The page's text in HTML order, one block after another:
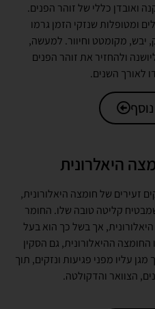
ואובדן כללי של זוהר הפנים.
ומטופלות שנזקי הזמן גרמו
יבש, מקומטט וחיוור. למעשה,
ולהחזיר את זוהר הפנים
לאורך השנים.
היאלרונית
זעירים של חומצה היאלורונית,
קליטה טובה שלו. החומר
אך בשל כך הוא בעל
ההיאלורונית, גם הסקין
עליו מפני פגיעות ונזקים, תוך
הצוואר והדקולטה.